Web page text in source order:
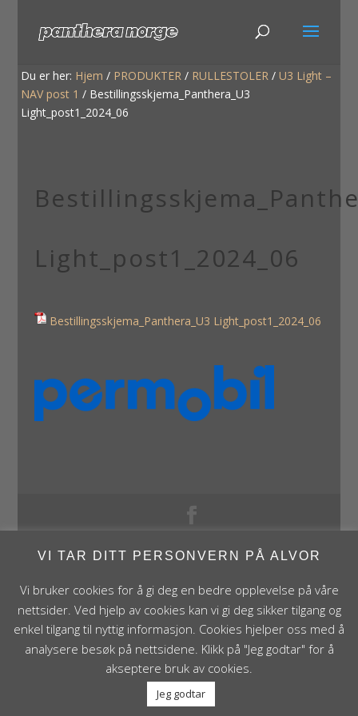
Du er her: Hjem / PRODUKTER / RULLESTOLER /U3 Light –
NAV post 1 / Bestillingsskjema_Panthera_U3
Light_post1_2024_06
Light_post1_2024_06
Bestillingsskjema_Panthera_U3 Light_post1_2024_06
Asker • Norge • post@panthera.no • Tlf: 90 24 55 55 •
VI TAR DITT PERSONVERN PÅ ALVOR
Vi bruker cookies for å gi deg en bedre opplevelse på våre
nettsider. Ved hjelp av cookies kan vi gi deg sikker tilgang og
enkel tilgang til nyttig informasjon. Cookies hjelper oss med å
analysere besøk på nettsidene. Klikk på "Jeg godtar" for å
akseptere bruk av cookies.
Jeg godtar